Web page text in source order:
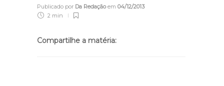
Publicado por Da Redaçãoem 04/12/2013
2 min
Compartilhe a matéria: